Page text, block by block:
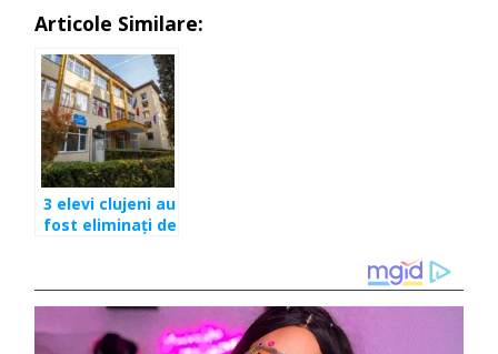
Articole Similare:
3 elevi clujeni au
fost eliminați de
copieze